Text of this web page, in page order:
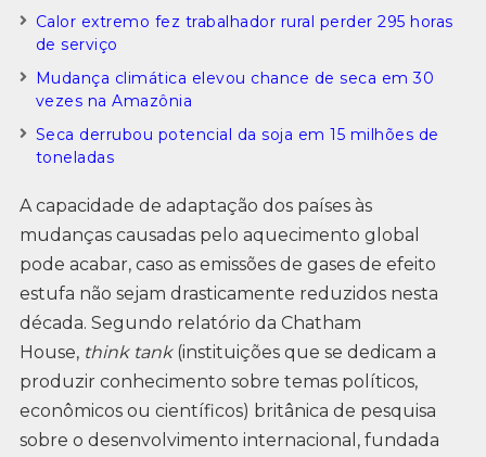
Calor extremo fez trabalhador rural perder 295 horas
de serviço
Mudança climática elevou chance de seca em 30
vezes na Amazônia
Seca derrubou potencial da soja em 15 milhões de
toneladas
A capacidade de adaptação dos países às
mudanças causadas pelo aquecimento global
pode acabar, caso as emissões de gases de efeito
estufa não sejam drasticamente reduzidos nesta
década. Segundo relatório da Chatham
House, think tank(instituições que se dedicam a
produzir conhecimento sobre temas políticos,
econômicos ou científicos) britânica de pesquisa
sobre o desenvolvimento internacional, fundada